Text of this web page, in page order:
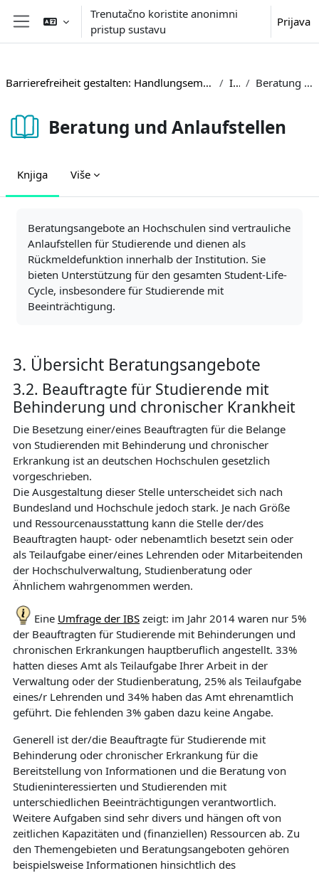
Preskoči na sadržaj
Bočni panel
Trenutačno koristite anonimni
pristup sustavu
Prijava
Barrierefreiheit gestalten: Handlungsempfehlungen und Beispiele aus der Hochschulpraxis Inhalte Beratung und Anlaufstellen
Beratung und Anlaufstellen
Knjiga Više
Beratungsangebote an Hochschulen sind vertrauliche
Anlaufstellen für Studierende und dienen als
Rückmeldefunktion innerhalb der Institution. Sie
bieten Unterstützung für den gesamten Student-Life-
Cycle, insbesondere für Studierende mit
Beeinträchtigung.
3. Übersicht Beratungsangebote
3.2. Beauftragte für Studierende mit
Behinderung und chronischer Krankheit
Die Besetzung einer/eines Beauftragten für die Belange
von Studierenden mit Behinderung und chronischer
Erkrankung ist an deutschen Hochschulen gesetzlich
vorgeschrieben.
Die Ausgestaltung dieser Stelle unterscheidet sich nach
Bundesland und Hochschule jedoch stark. Je nach Größe
und Ressourcenausstattung kann die Stelle der/des
Beauftragten haupt- oder nebenamtlich besetzt sein oder
als Teilaufgabe einer/eines Lehrenden oder Mitarbeitenden
der Hochschulverwaltung, Studienberatung oder
Ähnlichem wahrgenommen werden.
Eine Umfrage der IBS zeigt: im Jahr 2014 waren nur 5%
der Beauftragten für Studierende mit Behinderungen und
chronischen Erkrankungen hauptberuflich angestellt. 33%
hatten dieses Amt als Teilaufgabe Ihrer Arbeit in der
Verwaltung oder der Studienberatung, 25% als Teilaufgabe
eines/r Lehrenden und 34% haben das Amt ehrenamtlich
geführt. Die fehlenden 3% gaben dazu keine Angabe.
Generell ist der/die Beauftragte für Studierende mit
Behinderung oder chronischer Erkrankung für die
Bereitstellung von Informationen und die Beratung von
Studieninteressierten und Studierenden mit
unterschiedlichen Beeinträchtigungen verantwortlich.
Weitere Aufgaben sind sehr divers und hängen oft von
zeitlichen Kapazitäten und (finanziellen) Ressourcen ab. Zu
den Themengebieten und Beratungsangeboten gehören
beispielsweise Informationen hinsichtlich des